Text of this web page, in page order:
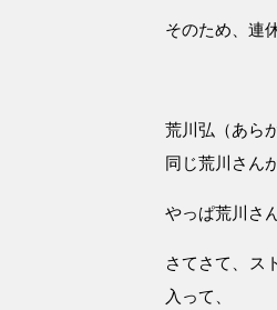
そのため、連
荒川弘（あら
同じ荒川さん
やっぱ荒川さ
さてさて、ス
入って、